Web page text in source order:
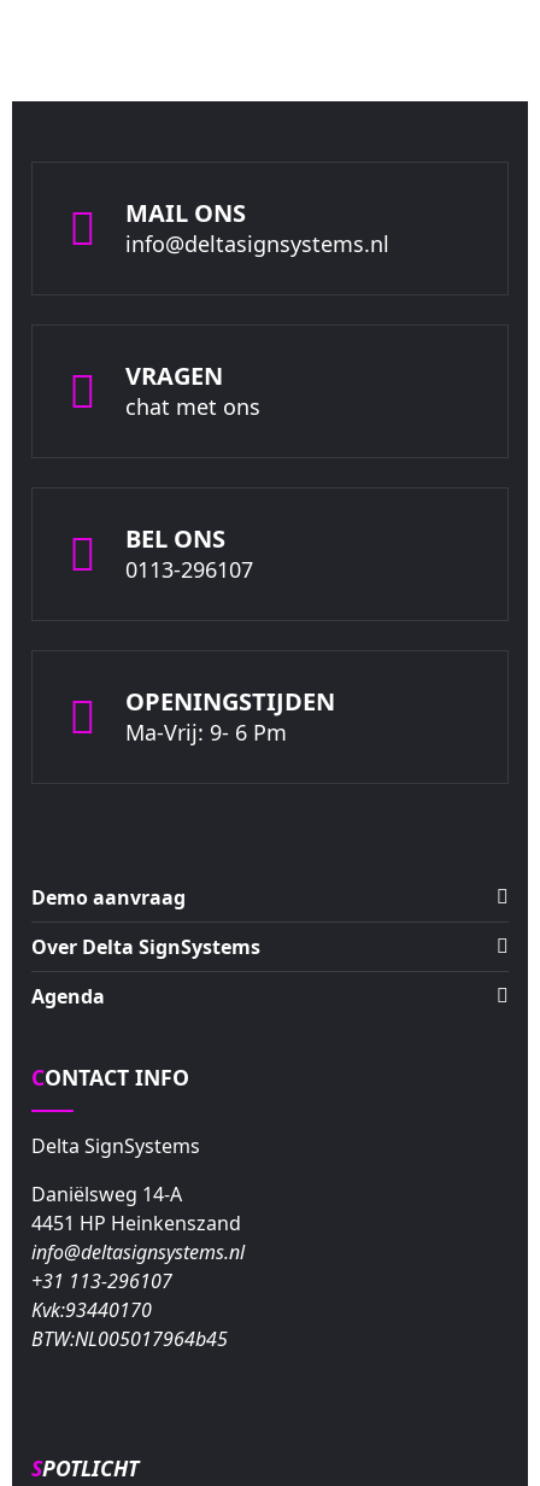
MAIL ONS
info@deltasignsystems.nl
VRAGEN
chat met ons
BEL ONS
0113-296107
OPENINGSTIJDEN
Ma-Vrij: 9- 6 Pm
Demo aanvraag
Over Delta SignSystems
Agenda
CONTACT INFO
Delta SignSystems
Daniëlsweg 14-A
4451 HP Heinkenszand
info@deltasignsystems.nl
+31 113-296107
Kvk:93440170
BTW:NL005017964b45
SPOTLICHT